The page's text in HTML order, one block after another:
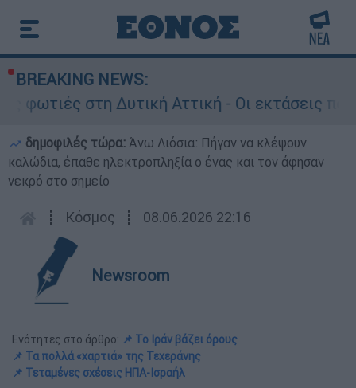
BREAKING NEWS:
Δυτική Αττική - Οι εκτάσεις που κάηκαν
δημοφιλές τώρα: Άνω Λιόσια: Πήγαν να κλέψουν
καλώδια, έπαθε ηλεκτροπληξία ο ένας και τον άφησαν
νεκρό στο σημείο
┋ Κόσμος ┋ 08.06.2026 22:16
Newsroom
Ενότητες στο άρθρο: 📌 Το Ιράν βάζει όρους
📌 Τα πολλά «χαρτιά» της Τεχεράνης
📌 Τεταμένες σχέσεις ΗΠΑ-Ισραήλ